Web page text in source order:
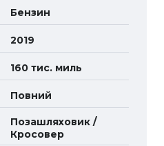
Бензин
2019
160 тис. миль
Повний
Позашляховик /
Кросовер